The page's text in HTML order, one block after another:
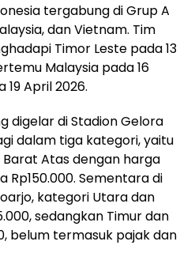
tergabung di Grup A
dan Vietnam. Tim
Timor Leste pada 13
Malaysia pada 16
April 2026.
digelar di Stadion Gelora
dalam tiga kategori, yaitu
Atas dengan harga
Rp150.000. Sementara di
kategori Utara dan
sedangkan Timur dan
belum termasuk pajak dan